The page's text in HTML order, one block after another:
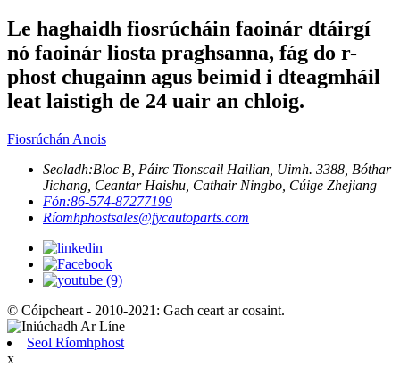
Le haghaidh fiosrúcháin faoinár dtáirgí
nó faoinár liosta praghsanna, fág do r-
phost chugainn agus beimid i dteagmháil
leat laistigh de 24 uair an chloig.
Fiosrúchán Anois
Seoladh:Bloc B, Páirc Tionscail Hailian, Uimh. 3388, Bóthar
Jichang, Ceantar Haishu, Cathair Ningbo, Cúige Zhejiang
Fón:86-574-87277199
Ríomhphostsales@fycautoparts.com
© Cóipcheart - 2010-2021: Gach ceart ar cosaint.
Seol Ríomhphost
x